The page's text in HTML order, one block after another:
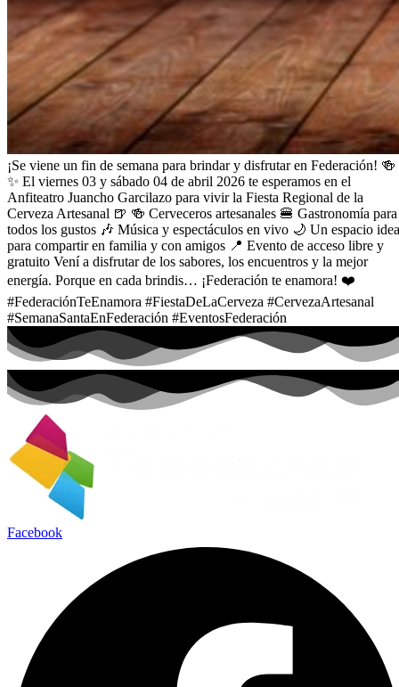
¡Se viene un fin de semana para brindar y disfrutar en Federación! 🍻
✨ El viernes 03 y sábado 04 de abril 2026 te esperamos en el
Anfiteatro Juancho Garcilazo para vivir la Fiesta Regional de la
Cerveza Artesanal 🍺 🍻 Cerveceros artesanales 🍔 Gastronomía para
todos los gustos 🎶 Música y espectáculos en vivo 🌙 Un espacio
para compartir en familia y con amigos 📍 Evento de acceso libre y
gratuito Vení a disfrutar de los sabores, los encuentros y la mejor
energía. Porque en cada brindis… ¡Federación te enamora! ❤️
#FederaciónTeEnamora #FiestaDeLaCerveza #CervezaArtesanal
#SemanaSantaEnFederación #EventosFederación
Facebook